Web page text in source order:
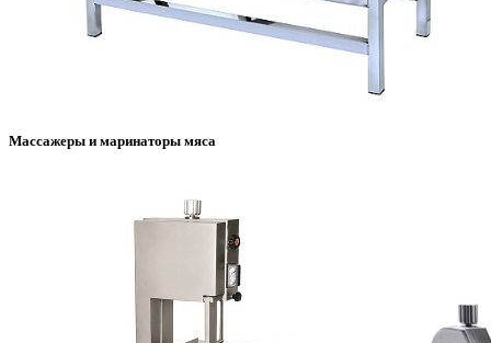
Массажеры и маринаторы мяса